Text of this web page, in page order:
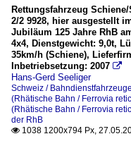
Rettungsfahrzeug
2/2 9928, hier ausgestellt
Jubiläum 125 Jahre RhB
4x4, Dienstgewicht: 9,0t,
35km/h (Schiene),
Inbetriebsetzung: 2007 
Hans-Gerd Seeliger
Schweiz /
(Rhätische Bahn / Ferrovia
(Rhätische Bahn / Ferrovia
der RhB
 1038 1200x794 Px,